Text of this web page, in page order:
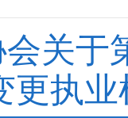
关于
更执